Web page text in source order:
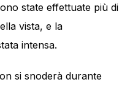
state effettuate più di
vista, e la
intensa.
si snoderà durante